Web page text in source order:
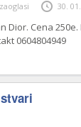
30.
Dior. Cena
0604804949